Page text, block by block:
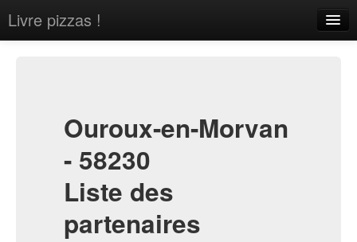
Livre pizzas !
Sign in
Ouroux-en-Morvan
- 58230
Liste des
partenaires